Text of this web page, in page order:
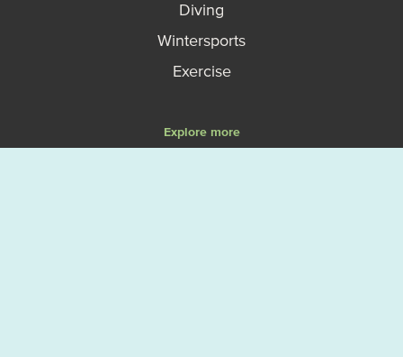
Diving
Wintersports
Exercise
Explore more